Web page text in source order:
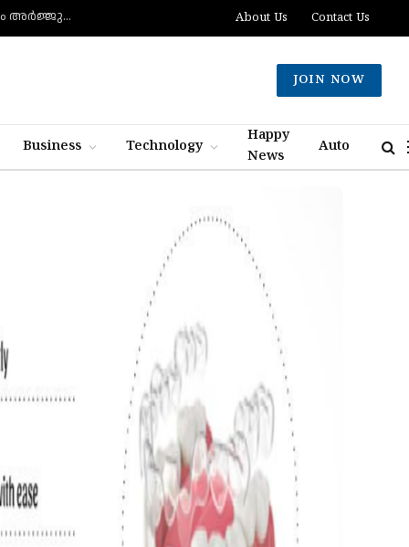
മുട്ടിന് വെടിവെച്ചാലും മുട്ടുകുത്തില്ല, ചത്താലും ഭയപ്പാടില്ല- വെല്ലുവിളിച്ച് വീണ്ടും അർജ്ജുൻ ആയങ്കി About Us Contact Us
JOIN NOW
Business Technology
Happy
News
Auto